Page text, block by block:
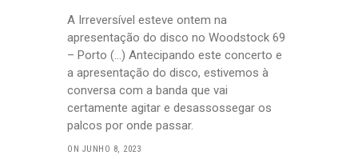
A Irreversível esteve ontem na
apresentação do disco no Woodstock 69
– Porto (…) Antecipando este concerto e
a apresentação do disco, estivemos à
conversa com a banda que vai
certamente agitar e desassossegar os
palcos por onde passar.
ON JUNHO 8, 2023